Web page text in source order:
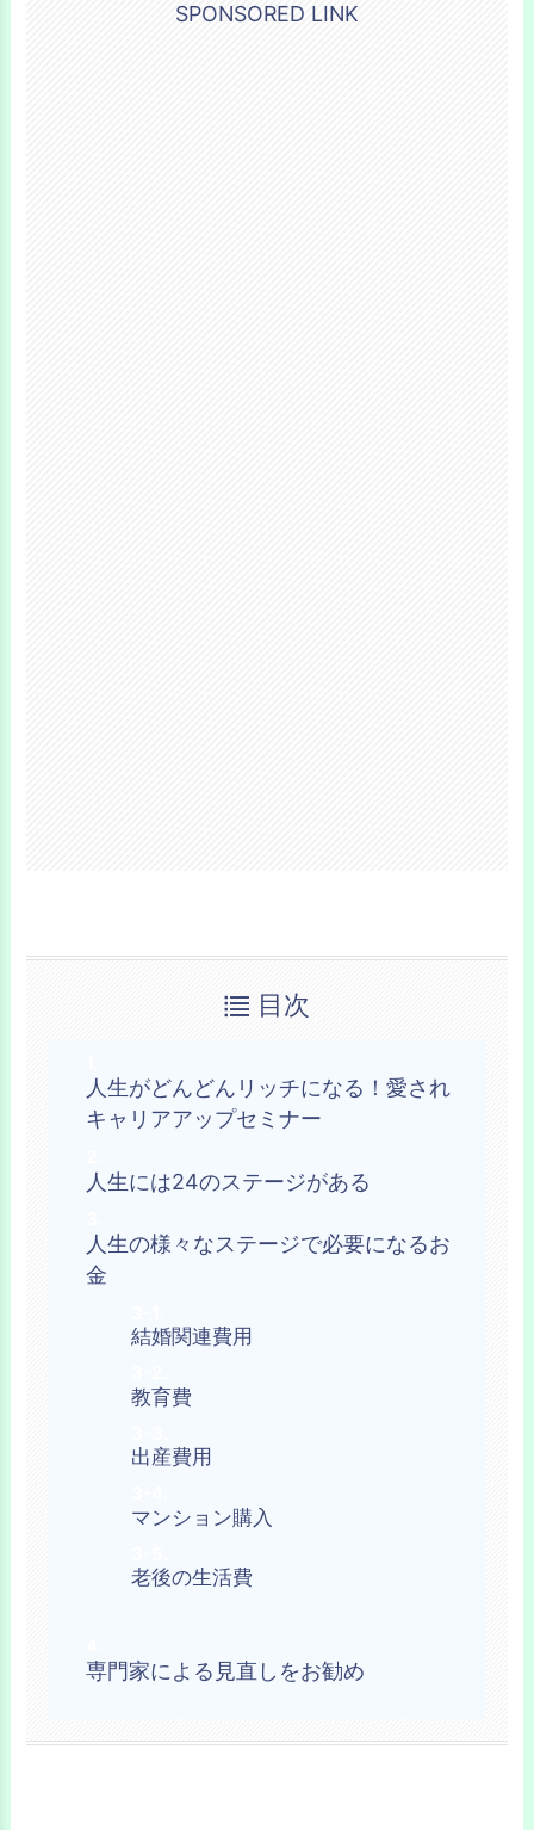
SPONSORED LINK
目次
人生がどんどんリッチになる！愛され
キャリアアップセミナー
人生には24のステージがある
人生の様々なステージで必要になるお
金
結婚関連費用
教育費
出産費用
マンション購入
老後の生活費
専門家による見直しをお勧め